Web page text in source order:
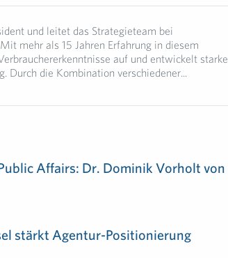
und leitet das Strategieteam bei
mehr als 15 Jahren Erfahrung in diesem
auf und entwickelt starke
Durch die Kombination verschiedener...
Affairs: Dr. Dominik Vorholt von
stärkt Agentur-Positionierung